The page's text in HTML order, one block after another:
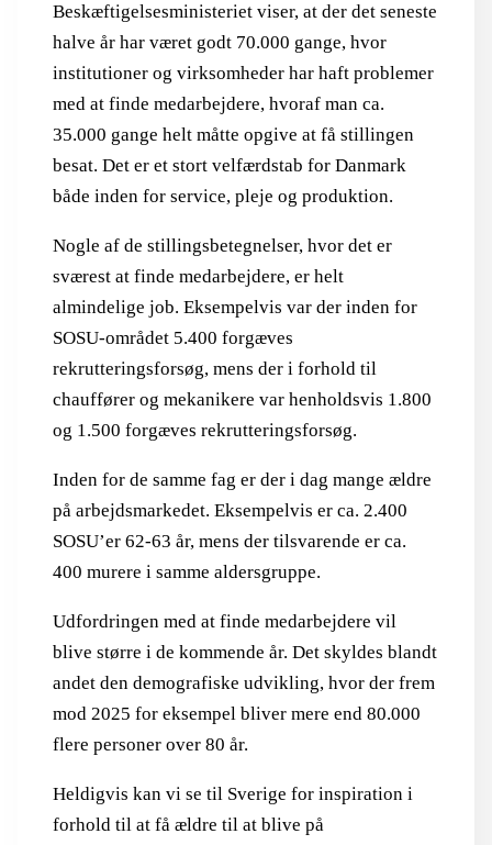
Beskæftigelsesministeriet viser, at der det seneste
halve år har været godt 70.000 gange, hvor
institutioner og virksomheder har haft problemer
med at finde medarbejdere, hvoraf man ca.
35.000 gange helt måtte opgive at få stillingen
besat. Det er et stort velfærdstab for Danmark
både inden for service, pleje og produktion.
Nogle af de stillingsbetegnelser, hvor det er
sværest at finde medarbejdere, er helt
almindelige job. Eksempelvis var der inden for
SOSU-området 5.400 forgæves
rekrutteringsforsøg, mens der i forhold til
chauffører og mekanikere var henholdsvis 1.800
og 1.500 forgæves rekrutteringsforsøg.
Inden for de samme fag er der i dag mange ældre
på arbejdsmarkedet. Eksempelvis er ca. 2.400
SOSU’er 62-63 år, mens der tilsvarende er ca.
400 murere i samme aldersgruppe.
Udfordringen med at finde medarbejdere vil
blive større i de kommende år. Det skyldes blandt
andet den demografiske udvikling, hvor der frem
mod 2025 for eksempel bliver mere end 80.000
flere personer over 80 år.
Heldigvis kan vi se til Sverige for inspiration i
forhold til at få ældre til at blive på